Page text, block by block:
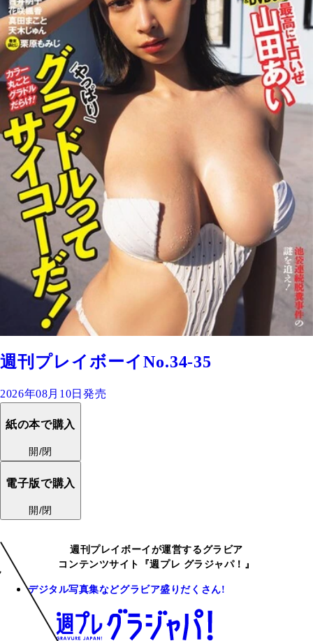
週刊プレイボーイNo.34-35
2026年08月10日発売
紙の本で購入
開/閉
電子版で購入
開/閉
週刊プレイボーイが運営するグラビア
コンテンツサイト『週プレ グラジャパ！』
デジタル写真集などグラビア盛りだくさん!